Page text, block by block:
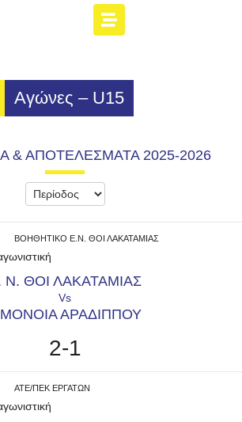
Αγώνες – U15
& ΑΠΟΤΕΛΕΣΜΑΤΑ 2025-2026
ΒΟΗΘΗΤΙΚΟ Ε.Ν. ΘΟΙ ΛΑΚΑΤΑΜΙΑΣ
Ν. ΘΟΙ ΛΑΚΑΤΑΜΙΑΣ
Vs
ΑΡΑΔΙΠΠΟΥ
2-1
ΑΤΕ/ΠΕΚ ΕΡΓΑΤΩΝ